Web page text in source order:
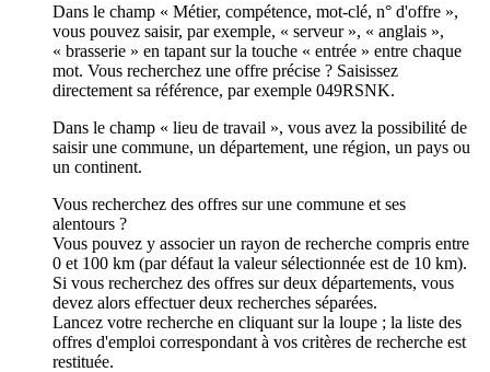
Dans le champ « Métier, compétence, mot-clé, n° d'offre »,
vous pouvez saisir, par exemple, « serveur », « anglais »,
« brasserie » en tapant sur la touche « entrée » entre chaque
mot. Vous recherchez une offre précise ? Saisissez
directement sa référence, par exemple 049RSNK.
Dans le champ « lieu de travail », vous avez la possibilité de
saisir une commune, un département, une région, un pays ou
un continent.
Vous recherchez des offres sur une commune et ses
alentours ?
Vous pouvez y associer un rayon de recherche compris entre
0 et 100 km (par défaut la valeur sélectionnée est de 10 km).
Si vous recherchez des offres sur deux départements, vous
devez alors effectuer deux recherches séparées.
Lancez votre recherche en cliquant sur la loupe ; la liste des
offres d'emploi correspondant à vos critères de recherche est
restituée.